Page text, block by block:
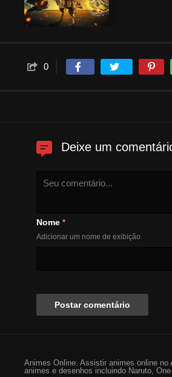
0
Deixe um
Nome *
Adicionar um nome de exibição
Animes Online. Assistir animes online
animes e desenhos incluindo Naruto,